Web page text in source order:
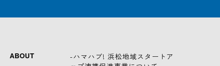
ABOUT
-ハマハブ! 浜松地域スタートア